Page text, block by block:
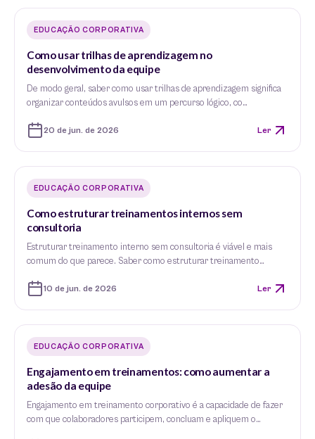
EDUCAÇÃO CORPORATIVA
Como usar trilhas de aprendizagem no
desenvolvimento da equipe
De modo geral, saber como usar trilhas de aprendizagem significa
organizar conteúdos avulsos em um percurso lógico, co…
20 de jun. de 2026 Ler
EDUCAÇÃO CORPORATIVA
Como estruturar treinamentos internos sem
consultoria
Estruturar treinamento interno sem consultoria é viável e mais
comum do que parece. Saber como estruturar treinamento…
10 de jun. de 2026 Ler
EDUCAÇÃO CORPORATIVA
Engajamento em treinamentos: como aumentar a
adesão da equipe
Engajamento em treinamento corporativo é a capacidade de fazer
com que colaboradores participem, concluam e apliquem o…